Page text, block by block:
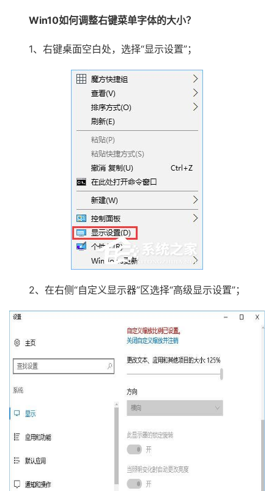
Win10如何调整右键菜单字体的大小？
1、右键桌面空白处，选择“显示设置”；
2、在右侧“自定义显示器”区选择“高级显示设置”；